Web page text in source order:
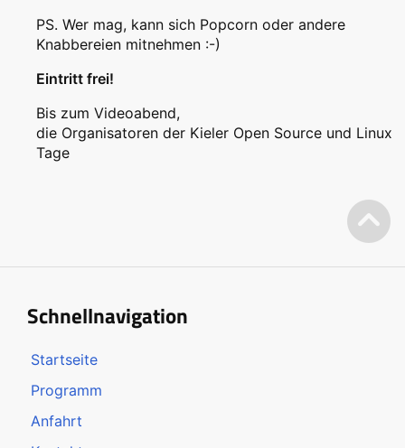
PS. Wer mag, kann sich Popcorn oder andere
Knabbereien mitnehmen :-)
Eintritt frei!
Bis zum Videoabend,
die Organisatoren der Kieler Open Source und Linux
Tage
Schnellnavigation
Startseite
Programm
Anfahrt